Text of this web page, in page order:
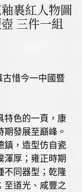
裹紅人物圖
三件一組
惜今一中國暨
特色的一頁，康
發展至巔峰。
鎮，造型仿自瓷
渾厚；雍正時期
不同器型；乾隆
至道光、咸豐之